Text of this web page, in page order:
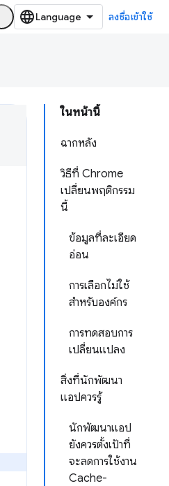
ลงชื่อเข้าใช้
ในหน้านี้
ฉากหลัง
วิธีที่ Chrome
เปลี่ยนพฤติกรรม
นี้
ข้อมูลที่ละเอียด
อ่อน
การเลือกไม่ใช้
สำหรับองค์กร
การทดสอบการ
เปลี่ยนแปลง
สิ่งที่นักพัฒนา
แอปควรรู้
นักพัฒนาแอป
ยังควรตั้งเป้าที่
จะลดการใช้งาน
Cache-